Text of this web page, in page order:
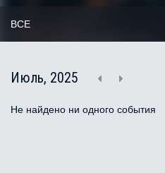
ВСЕ
Июль, 2025
Не найдено ни одного события